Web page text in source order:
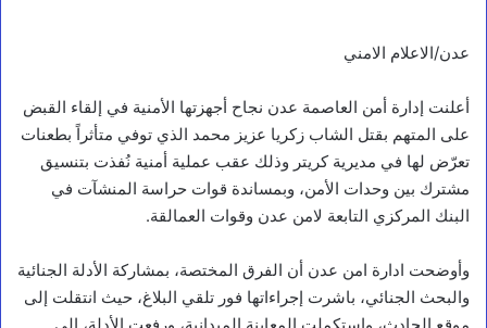
عدن/الاعلام الامني
أعلنت إدارة أمن العاصمة عدن نجاح أجهزتها الأمنية في إلقاء القبض
على المتهم بقتل الشاب زكريا عزيز محمد الذي توفي متأثراً بطعنات
تعرّض لها في مديرية كريتر وذلك عقب عملية أمنية نُفذت بتنسيق
مشترك بين وحدات الأمن، وبمساندة قوات حراسة المنشآت في
البنك المركزي التابعة لامن عدن وقوات العمالقة.
وأوضحت ادارة امن عدن أن الفرق المختصة، بمشاركة الأدلة الجنائية
والبحث الجنائي، باشرت إجراءاتها فور تلقي البلاغ، حيث انتقلت إلى